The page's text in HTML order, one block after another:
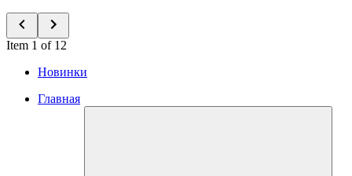
Item 1 of 12
Новинки
Главная